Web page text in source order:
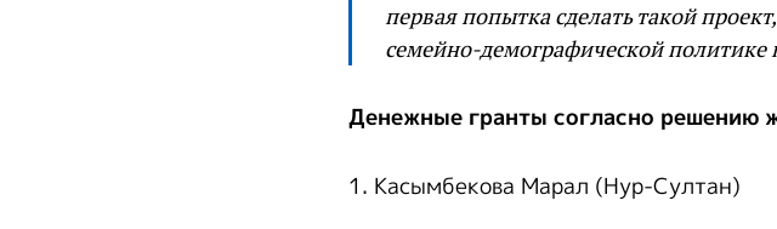
первая попытка сделать такой
семейно-демографической
Денежные гранты согласно решению
1. Касымбекова Марал (Нур-Султан)